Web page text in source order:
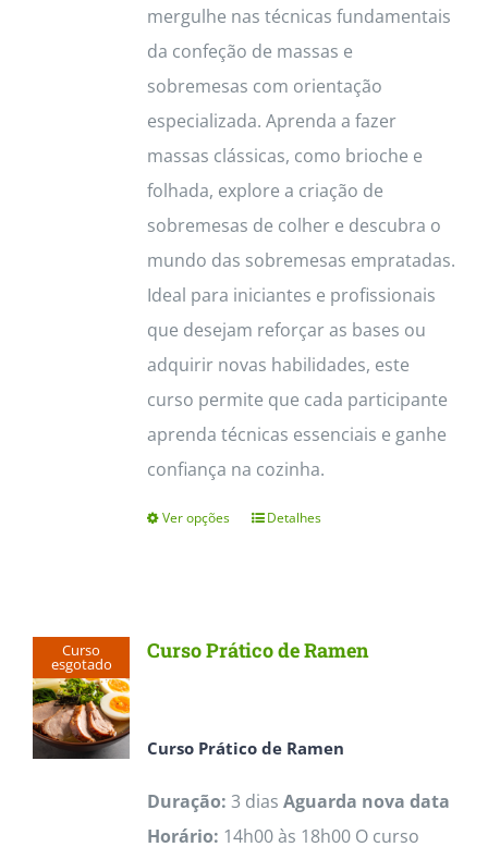
mergulhe nas técnicas fundamentais
da confeção de massas e
sobremesas com orientação
especializada. Aprenda a fazer
massas clássicas, como brioche e
folhada, explore a criação de
sobremesas de colher e descubra o
mundo das sobremesas empratadas.
Ideal para iniciantes e profissionais
que desejam reforçar as bases ou
adquirir novas habilidades, este
curso permite que cada participante
aprenda técnicas essenciais e ganhe
confiança na cozinha.
Ver opções
This
variants.
be
chosen
Detalhes
Curso
esgotado
Curso Prático de Ramen
Curso Prático de Ramen
Duração: 3 dias Aguarda nova data
Horário: 14h00 às 18h00 O curso